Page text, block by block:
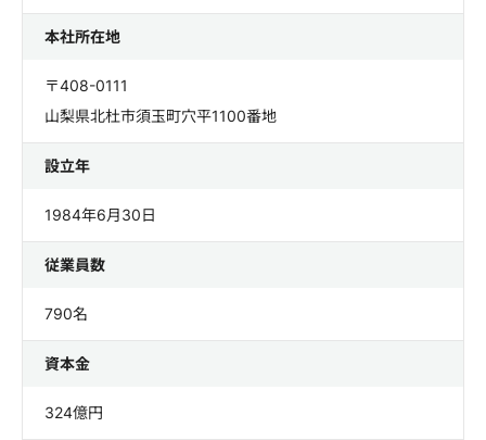
本社所在地
〒408-0111
山梨県北杜市須玉町穴平1100番地
設立年
1984年6月30日
従業員数
790名
資本金
324億円